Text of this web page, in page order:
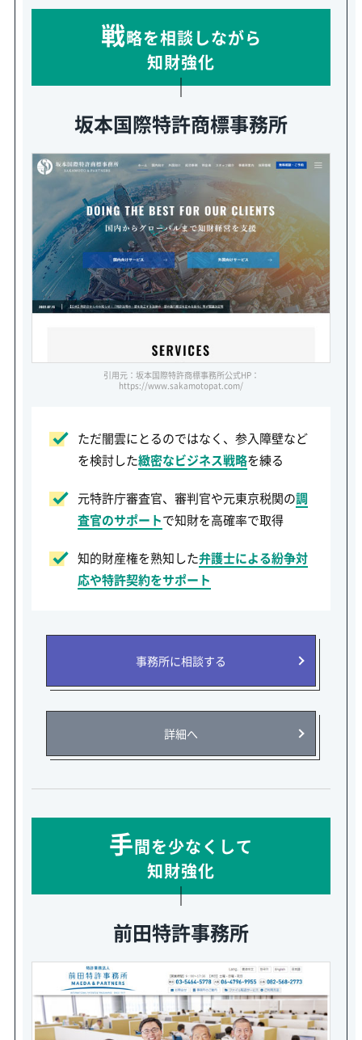
戦略を相談しながら
知財強化
坂本国際特許商標事務所
引用元：坂本国際特許商標事務所公式HP：
https://www.sakamotopat.com/
ただ闇雲にとるのではなく、参入障壁など
を検討した緻密なビジネス戦略を練る
元特許庁審査官、審判官や元東京税関の調
査官のサポートで知財を高確率で取得
知的財産権を熟知した弁護士による紛争対
応や特許契約をサポート
事務所に相談する
詳細へ
手間を少なくして
知財強化
前田特許事務所